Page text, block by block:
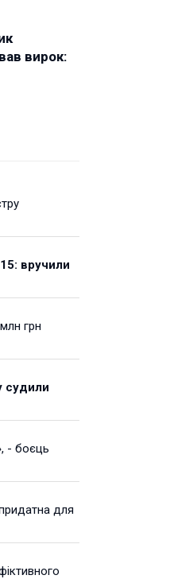
вирок:
вручили
грн
судили
- боєць
для